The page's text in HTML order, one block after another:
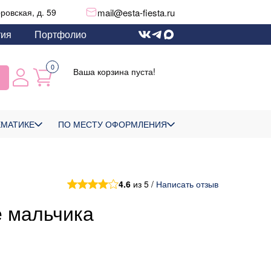
д. 59 mail@esta-fiesta.ru
Портфолио
0 Ваша корзина пуста!
ПО МЕСТУ ОФОРМЛЕНИЯ
4.6 из 5 / Написать отзыв